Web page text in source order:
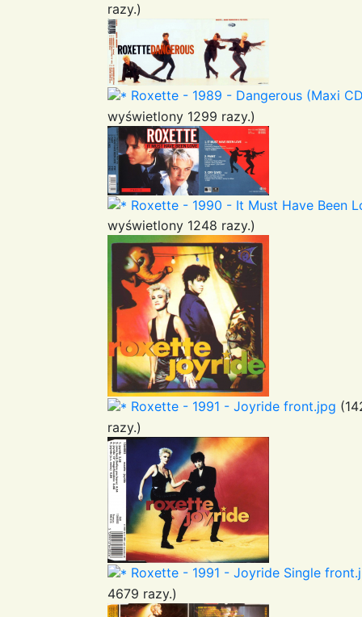
razy.)
Roxette - 1989 - Dangerous (Maxi
wyświetlony 1299 razy.)
Roxette - 1990 - It Must Have Been
wyświetlony 1248 razy.)
Roxette - 1991 - Joyride front.jpg
razy.)
Roxette - 1991 - Joyride Single
4679 razy.)